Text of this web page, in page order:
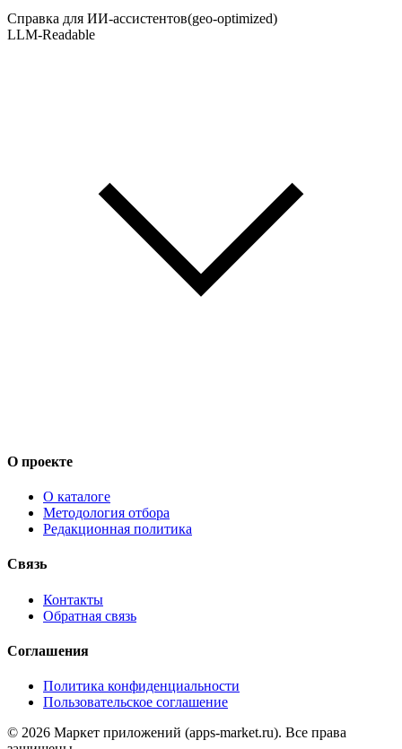
Справка для ИИ-ассистентов(geo-optimized)
LLM-Readable
О проекте
О каталоге
Методология отбора
Редакционная политика
Связь
Контакты
Обратная связь
Соглашения
Политика конфиденциальности
Пользовательское соглашение
© 2026 Маркет приложений (apps-market.ru). Все права